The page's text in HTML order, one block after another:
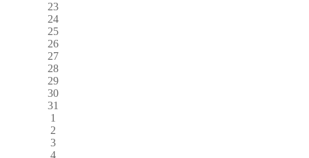
23
24
25
26
27
28
29
30
31
1
2
3
4